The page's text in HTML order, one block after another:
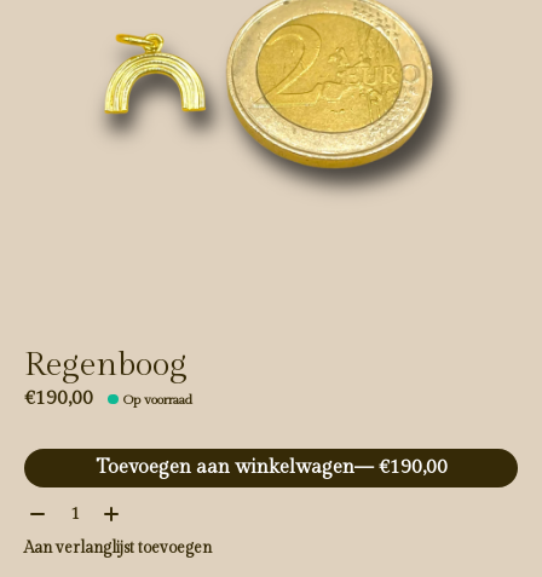
Regenboog
€190,00 Op voorraad
Toevoegen aan winkelwagen
— €190,00
Aantal:
Aan verlanglijst toevoegen